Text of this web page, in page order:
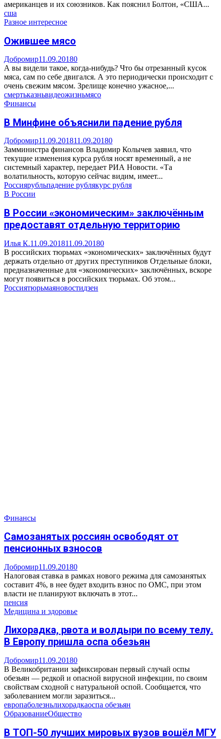
американцев и их союзников. Как пояснил Болтон, «США...
сша
Разное интересное
Ожившее мясо
Добромир11.09.20180
А вы видели такое, когда-нибудь? Что бы отрезанный кусок
мяса, сам по себе двигался. А это периодически происходит с
очень свежим мясом. Зрелище конечно ужасное,...
смертьказньвидеожизньмясо
Финансы
В Минфине объяснили падение рубля
Добромир11.09.201811.09.20180
Замминистра финансов Владимир Колычев заявил, что
текущие изменения курса рубля носят временный, а не
системный характер, передает РИА Новости. «Та
волатильность, которую сейчас видим, имеет...
Россиярубльпадение рублякурс рубля
В России
В России «экономическим» заключённым
предоставят отдельную территорию
Илья К.11.09.201811.09.20180
В российских тюрьмах «экономических» заключённых будут
держать отдельно от других преступников Отдельные блоки,
предназначенные для «экономических» заключённых, вскоре
могут появиться в российских тюрьмах. Об этом...
Россиятюрьмаяновостидзен
Финансы
Самозанятых россиян освободят от
пенсионных взносов
Добромир11.09.20180
Налоговая ставка в рамках нового режима для самозанятых
составит 4%, в нее будет входить взнос по ОМС, при этом
власти не планируют включать в этот...
пенсия
Медицина и здоровье
Лихорадка, рвота и волдыри по всему телу.
В Европу пришла оспа обезьян
Добромир11.09.20180
В Великобритании зафиксирован первый случай оспы
обезьян — редкой и опасной вирусной инфекции, по своим
свойствам сходной с натуральной оспой. Сообщается, что
заболеванием могли заразиться...
европаболезньлихорадкаоспа обезьян
ОбразованиеОбщество
В ТОП-50 лучших мировых вузов вошёл МГУ